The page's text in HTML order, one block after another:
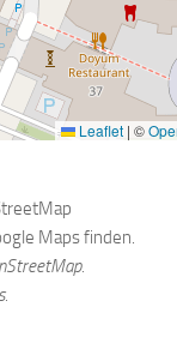
Leaflet | ©
Maps finden.